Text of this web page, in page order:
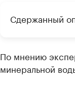
Сдержанный
По мнению
минеральной